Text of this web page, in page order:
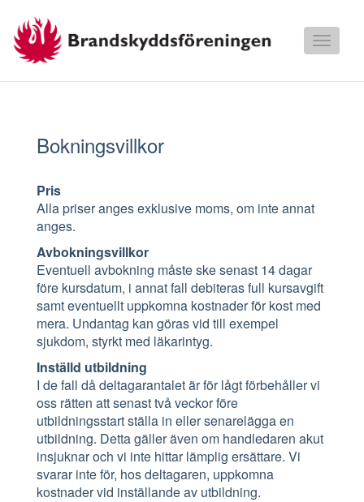
Toggle
Våra tillfällen
Bokningsvillkor
Pris
Alla priser anges exklusive moms, om inte annat
anges.
Avbokningsvillkor
Eventuell avbokning måste ske senast 14 dagar
före kursdatum, i annat fall debiteras full kursavgift
samt eventuellt uppkomna kostnader för kost med
mera. Undantag kan göras vid till exempel
sjukdom, styrkt med läkarintyg.
Inställd utbildning
I de fall då deltagarantalet är för lågt förbehåller vi
oss rätten att senast två veckor före
utbildningsstart ställa in eller senarelägga en
utbildning. Detta gäller även om handledaren akut
insjuknar och vi inte hittar lämplig ersättare. Vi
svarar inte för, hos deltagaren, uppkomna
kostnader vid inställande av utbildning.